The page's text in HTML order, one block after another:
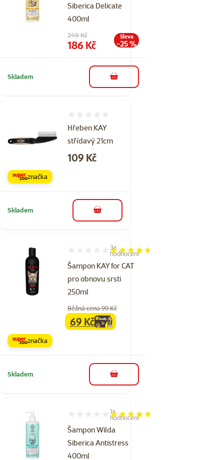
Siberica Delicate
400ml
Původní cena
249 Kč
Cena
186 Kč
Sleva
-25 %
Skladem do košíku
Hřeben KAY
střídavý 21cm
Cena
109 Kč
značka
Skladem do košíku
Šampon KAY for CAT
pro obnovu srsti
250ml
Hodnocení 93%, počet hodnocení: 3
3×
hodnocení
Běžná cena 99 Kč
familycena
69 Kč
značka
Skladem do košíku
Šampon Wilda
Siberica Antistress
400ml
Hodnocení 100%, počet hodnocení: 1
1×
hodnocení